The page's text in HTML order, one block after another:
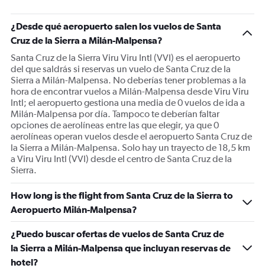
¿Desde qué aeropuerto salen los vuelos de Santa
Cruz de la Sierra a Milán-Malpensa?
Santa Cruz de la Sierra Viru Viru Intl (VVI) es el aeropuerto
del que saldrás si reservas un vuelo de Santa Cruz de la
Sierra a Milán-Malpensa. No deberías tener problemas a la
hora de encontrar vuelos a Milán-Malpensa desde Viru Viru
Intl; el aeropuerto gestiona una media de 0 vuelos de ida a
Milán-Malpensa por día. Tampoco te deberían faltar
opciones de aerolíneas entre las que elegir, ya que 0
aerolíneas operan vuelos desde el aeropuerto Santa Cruz de
la Sierra a Milán-Malpensa. Solo hay un trayecto de 18,5 km
a Viru Viru Intl (VVI) desde el centro de Santa Cruz de la
Sierra.
How long is the flight from Santa Cruz de la Sierra to
Aeropuerto Milán-Malpensa?
¿Puedo buscar ofertas de vuelos de Santa Cruz de
la Sierra a Milán-Malpensa que incluyan reservas de
hotel?